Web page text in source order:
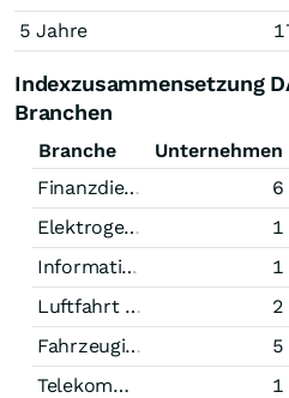
5 Jahre
Indexzusammensetzung
Branchen
Branche Unternehmen
Finanzdienstleistungen
6
Elektrogeräte
1
Informationstechnologie
1
Luftfahrt und Raumfahrt
2
Fahrzeugindustrie
5
Telekommunikation
1